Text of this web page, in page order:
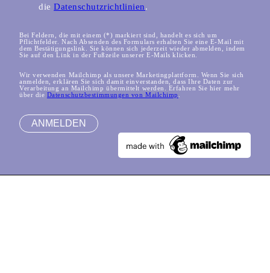
dieDatenschutzrichtlinien.
Bei Feldern, die mit einem (*) markiert sind, handelt es sich um
Pflichtfelder. Nach Absenden des Formulars erhalten Sie eine E-Mail mit
dem Bestätigungslink. Sie können sich jederzeit wieder abmelden, indem
Sie auf den Link in der Fußzeile unserer E-Mails klicken.
Wir verwenden Mailchimp als unsere Marketingplattform. Wenn Sie sich
anmelden, erklären Sie sich damit einverstanden, dass Ihre Daten zur
Verarbeitung an Mailchimp übermittelt werden. Erfahren Sie hier mehr
über die Datenschutzbestimmungen von Mailchimp